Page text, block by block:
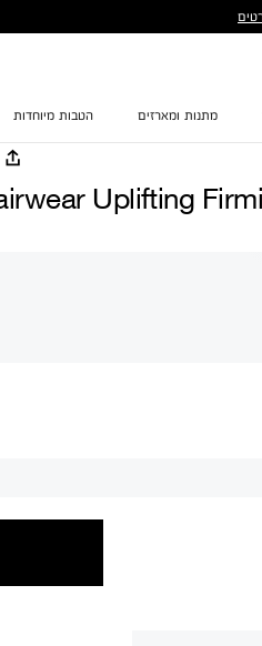
מתנות ומארזים הטבות מיוחדות
Uplifting